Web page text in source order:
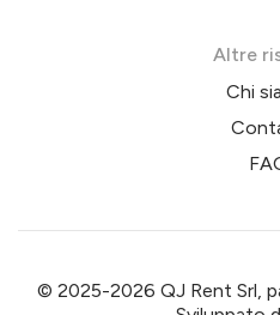
Altre
Chi
© 2025-2026 QJ Rent Srl,